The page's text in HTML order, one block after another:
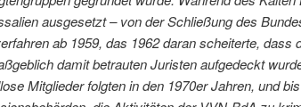
ausgesetzt – von der Schließung des
ab 1959, das 1962 daran scheiterte, dass
damit betrauten Juristen aufgedeckt
Mitglieder folgten in den 1970er Jahren, und